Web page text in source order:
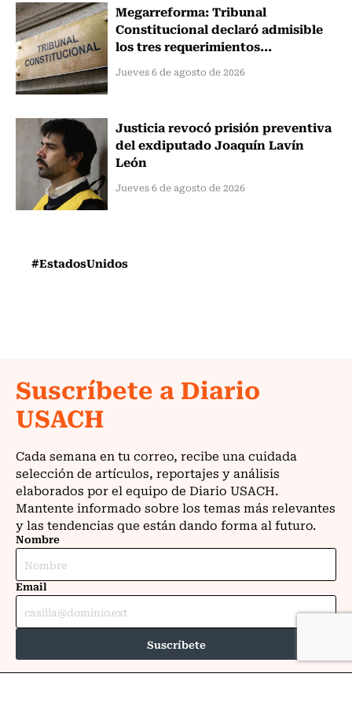
Megarreforma: Tribunal
Constitucional declaró admisible
los tres requerimientos...
Jueves 6 de agosto de 2026
Justicia revocó prisión preventiva
del exdiputado Joaquín Lavín
León
Jueves 6 de agosto de 2026
#EstadosUnidos